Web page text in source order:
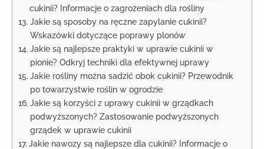
cukinii? Informacje o zagrożeniach dla rośliny
Jakie są sposoby na ręczne zapylanie cukinii?
Wskazówki dotyczące poprawy plonów
Jakie są najlepsze praktyki w uprawie cukinii w
pionie? Odkryj techniki dla efektywnej uprawy
Jakie rośliny można sadzić obok cukinii? Przewodnik
po towarzystwie roślin w ogrodzie
Jakie są korzyści z uprawy cukinii w grządkach
podwyższonych? Zastosowanie podwyższonych
grządek w uprawie cukinii
Jakie nawozy są najlepsze dla cukinii? Informacje o